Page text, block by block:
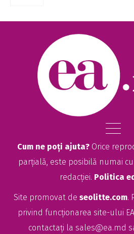
Cum ne poți ajuta? Orice
parțială, este posibilă numai
redacției. Politica
Site promovat de seolitte.com.
privind funcționarea site-ului
contactați la sales@ea.md